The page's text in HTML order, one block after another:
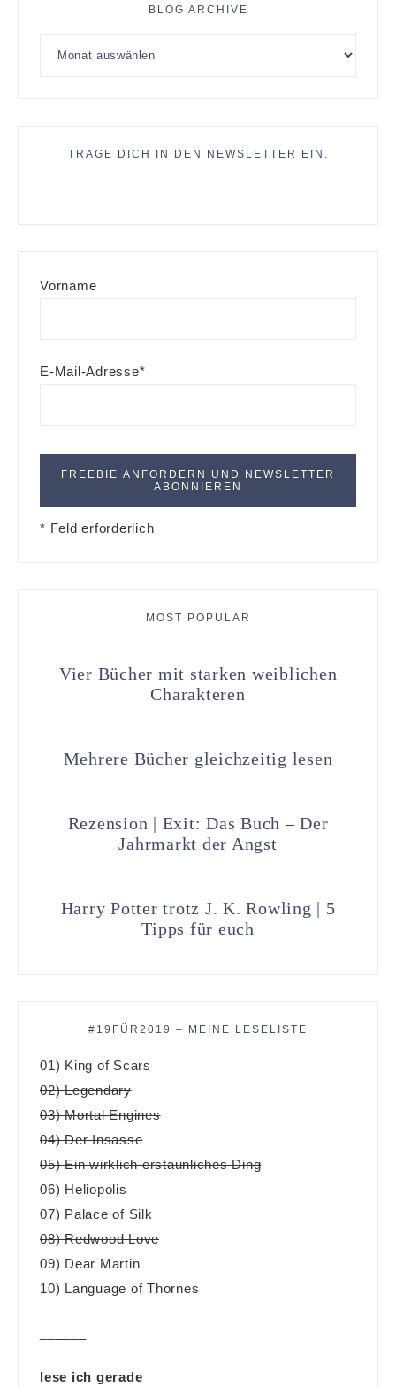
BLOG ARCHIVE
TRAGE DICH IN DEN NEWSLETTER EIN.
Vorname
E-Mail-Adresse*
* Feld erforderlich
MOST POPULAR
Vier Bücher mit starken weiblichen
Charakteren
Mehrere Bücher gleichzeitig lesen
Rezension | Exit: Das Buch – Der
Jahrmarkt der Angst
Harry Potter trotz J. K. Rowling | 5
Tipps für euch
#19FÜR2019 – MEINE LESELISTE
01) King of Scars
02) Legendary
03) Mortal Engines
04) Der Insasse
05) Ein wirklich erstaunliches Ding
06) Heliopolis
07) Palace of Silk
08) Redwood Love
09) Dear Martin
10) Language of Thornes
lese ich gerade